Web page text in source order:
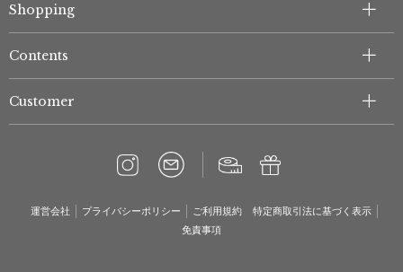
Shopping
Contents
Customer
運営会社 プライバシーポリシー ご利用規約
特定商取引法に基づく表示
免責事項